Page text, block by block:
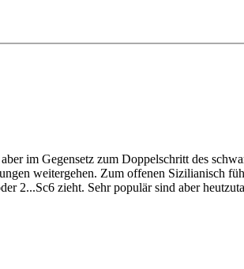
im Gegensetz zum Doppelschritt des
weitergehen. Zum offenen Sizilianisch
2...Sc6 zieht. Sehr populär sind aber